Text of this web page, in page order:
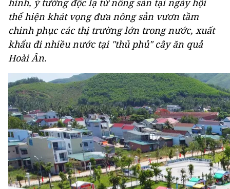
hình, ý tưởng độc lạ từ nông sản tại ngày hội
thể hiện khát vọng đưa nông sản vươn tầm
chinh phục các thị trường lớn trong nước, xuất
khẩu đi nhiều nước tại "thủ phủ" cây ăn quả
Hoài Ân.